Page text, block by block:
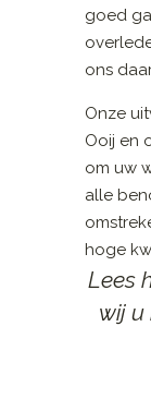
goed
ons
Onze
Ooij en
om uw
alle
hoge
Lees
wij u